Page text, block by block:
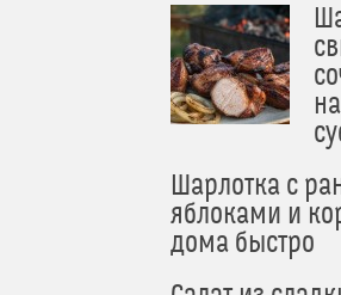
Шарлотка с
яблоками и
дома быстро